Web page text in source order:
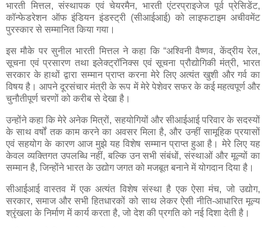
भारती मित्तल, संस्थापक एवं चेयरमैन, भारती एंटरप्राइजेज पूर्व प्रेसिडेंट,
कॉन्फेडरेशन ऑफ इंडियन इंडस्ट्री (सीआईआई) को लाइफटाइम अचीवमेंट
पुरस्कार से सम्मानित किया गया।
इस मौके पर सुनील भारती मित्तल ने कहा कि “अश्विनी वैष्णव, केंद्रीय रेल,
सूचना एवं प्रसारण तथा इलेक्ट्रॉनिक्स एवं सूचना प्रौद्योगिकी मंत्री, भारत
सरकार के हाथों द्वारा सम्मान प्राप्त करना मेरे लिए अत्यंत खुशी और गर्व का
विषय है। आपने दूरसंचार मंत्री के रूप में मेरे पेशेवर सफर के कई महत्वपूर्ण और
चुनौतीपूर्ण चरणों को करीब से देखा है।
उन्होंने कहा कि मेरे अनेक मित्रों, सहयोगियों और सीआईआई परिवार के सदस्यों
के साथ वर्षों तक काम करने का अवसर मिला है, और उन्हीं सामूहिक प्रयासों
एवं सहयोग के कारण आज मुझे यह विशेष सम्मान प्राप्त हुआ है। मेरे लिए यह
केवल व्यक्तिगत उपलब्धि नहीं, बल्कि उन सभी संबंधों, संस्थाओं और मूल्यों का
सम्मान है, जिन्होंने भारत के उद्योग जगत को मजबूत बनाने में योगदान दिया है।
सीआईआई वास्तव में एक अत्यंत विशेष संस्था है एक ऐसा मंच, जो उद्योग,
सरकार, समाज और सभी हितधारकों को साथ लेकर ऐसी नीति-आधारित मूल्य
श्रृंखला के निर्माण में कार्य करता है, जो देश की प्रगति को नई दिशा देती है।